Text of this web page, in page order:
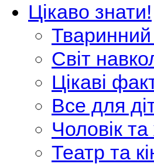
Цікаво знати!
Тваринний
Світ
Цікаві
Все для
Чоловік
Театр та